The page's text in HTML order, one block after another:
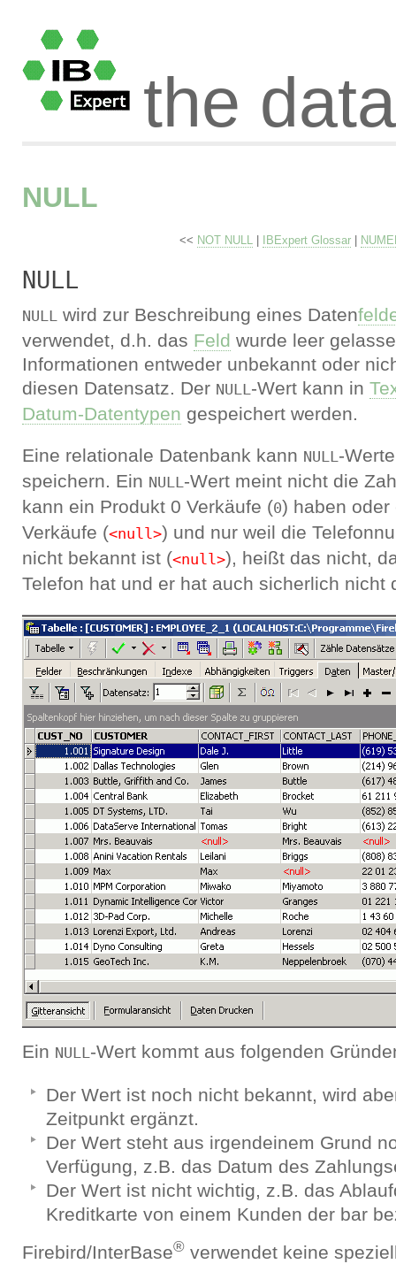
the
NULL
<< NOT NULL IBExpert Glossar
NULL
NULL wird zur Beschreibung eines Daten
verwendet, d.h. das Feld wurde leer
Informationen entweder unbekannt oder
diesen Datensatz. Der NULL-Wert kann in
Datum-Datentypen gespeichert werden.
Eine relationale Datenbank kann NULL-
speichern. Ein NULL-Wert meint nicht die
kann ein Produkt 0 Verkäufe (0) haben oder
Verkäufe (<null>) und nur weil die
nicht bekannt ist (<null>), heißt das nicht,
Telefon hat und er hat auch sicherlich nicht
Ein NULL-Wert kommt aus folgenden
Der Wert ist noch nicht bekannt, wird
Zeitpunkt ergänzt.
Der Wert steht aus irgendeinem Grund
Verfügung, z.B. das Datum des
Der Wert ist nicht wichtig, z.B. das
Kreditkarte von einem Kunden der bar
Firebird/InterBase®verwendet keine